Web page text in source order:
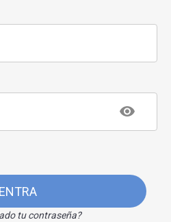
ENTRA
tu contraseña?